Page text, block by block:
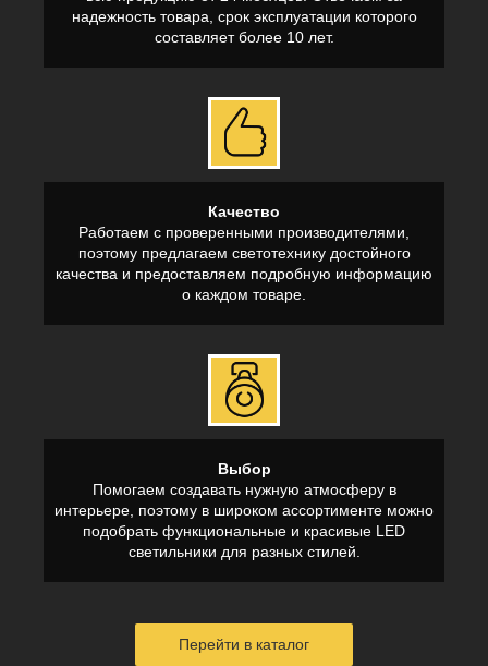
надежность товара, срок эксплуатации которого
составляет более 10 лет.
Качество
Работаем с проверенными производителями,
поэтому предлагаем светотехнику достойного
качества и предоставляем подробную информацию
о каждом товаре.
Выбор
Помогаем создавать нужную атмосферу в
интерьере, поэтому в широком ассортименте можно
подобрать функциональные и красивые LED
светильники для разных стилей.
Перейти в каталог